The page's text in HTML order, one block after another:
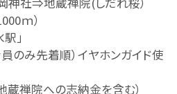
ｍ）
着順）イヤホンガイド使
院への志納金を含む）